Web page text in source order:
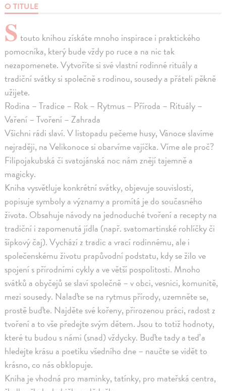
O TITULE
S touto knihou získáte mnoho inspirace i praktického
pomocníka, který bude vždy po ruce a na nic tak
nezapomenete. Vytvoříte si své vlastní rodinné rituály a
tradiční svátky si společně s rodinou, sousedy a přáteli pěkně
užijete.
Rodina – Tradice – Rok – Rytmus – Příroda – Rituály –
Vaření – Tvoření – Zahrada
Všichni rádi slaví. V listopadu pečeme husy, Vánoce slavíme
nejraději, na Velikonoce si obarvíme vajíčka. Víme ale proč?
Filipojakubská či svatojánská noc nám znějí tajemně a
magicky.
Kniha vysvětluje konkrétní svátky, objevuje souvislosti,
popisuje symboly a významy a promítá je do současného
života. Obsahuje návody na jednoduché tvoření a recepty na
tradiční i zapomenutá jídla (např. svatomartinské rohlíčky či
šípkový čaj). Vychází z tradic a vrací rodinnému, ale i
společenskému životu prapůvodní podstatu, kdy se žilo ve
spojení s přírodními cykly a ve větší pospolitosti. Mnoho
svátků a obyčejů se slaví společně – v obci, vesnici, komunitě,
mezi sousedy. Nalaďte se na rytmus přírody, uzemněte se,
prostě buďte. Najděte své kořeny, přirozenou práci, radost z
tvoření a to vše předejte svým dětem. Jsou to totiž hodnoty,
které tu budou s námi (snad) vždycky. Buďte tady a teď a
hledejte krásu a poetiku všedního dne – naučte se vidět to
krásno, co nás obklopuje.
Kniha je vhodná pro maminky, tatínky, pro mateřská centra,